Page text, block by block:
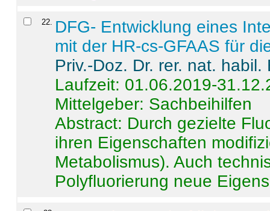
22
DFG- Entwicklung eines
mit der HR-cs-GFAAS für
Priv.-Doz. Dr. rer. nat.
Laufzeit: 01.06.2019-
Mittelgeber: Sachbeihilfen
Abstract: Durch gezielte
ihren Eigenschaften
Metabolismus). Auch
Polyfluorierung neue